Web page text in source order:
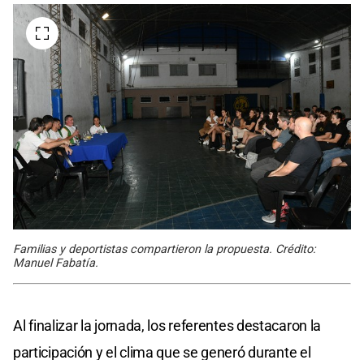
Familias y deportistas compartieron la propuesta. Crédito:
Manuel Fabatía.
Al finalizar la jornada, los referentes destacaron la
participación y el clima que se generó durante el